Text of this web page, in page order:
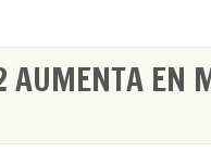
AUMENTA EN